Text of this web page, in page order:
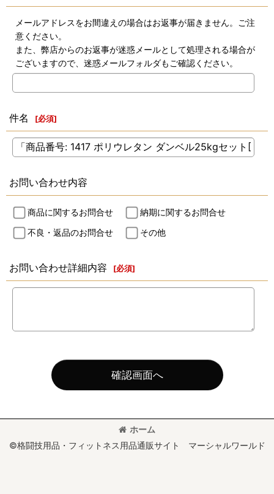
メールアドレスをお間違えの場合はお返事が届きません。ご注
意ください。
また、弊店からのお返事が迷惑メールとして処理される場合が
ございますので、迷惑メールフォルダもご確認ください。
件名 [必須]
お問い合わせ内容
商品に関するお問合せ
納期に関するお問合せ
不良・返品のお問合せ
その他
お問い合わせ詳細内容 [必須]
確認画面へ
ホーム
©格闘技用品・フィットネス用品通販サイト マーシャルワールド